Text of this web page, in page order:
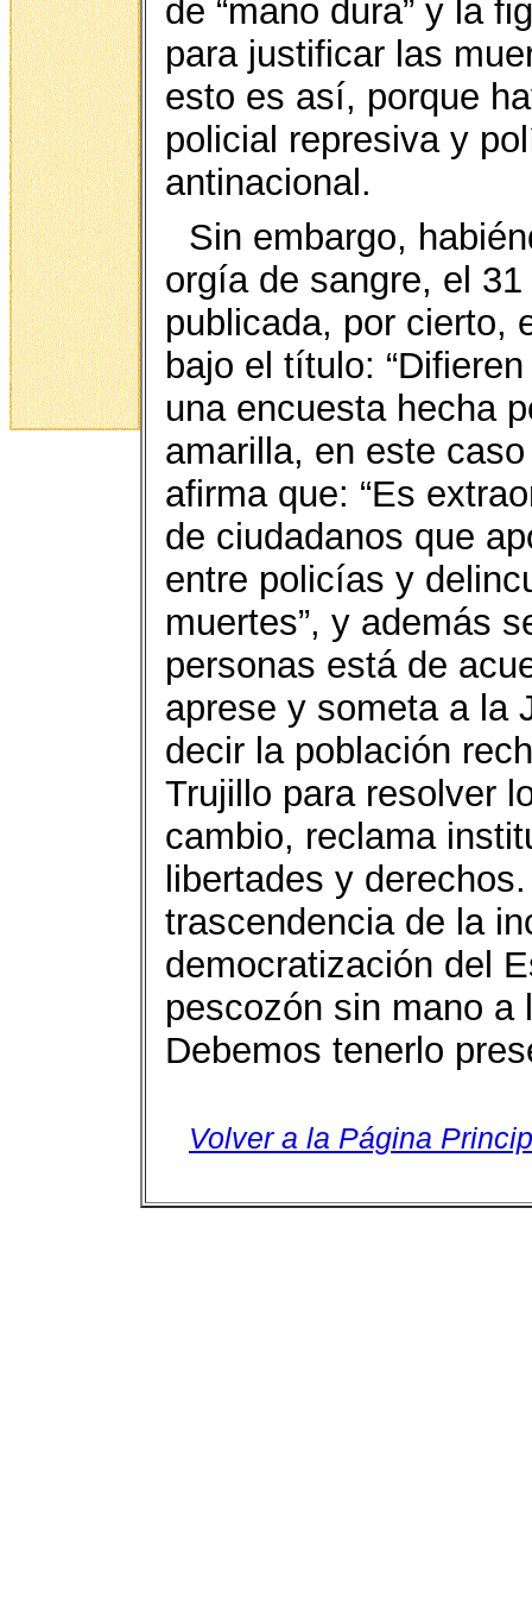
de “mano dura” y la
para justificar las
esto es así, porque
policial represiva y
antinacional.
Sin embargo,
orgía de sangre, el
publicada, por cierto,
bajo el título:
una encuesta hecha
amarilla, en este
afirma que: “Es
de ciudadanos que
entre policías y
muertes”, y además
personas está de
aprese y someta a la
decir la población
Trujillo para resolver
cambio, reclama
libertades y
trascendencia de la
democratización del
pescozón sin mano a
Debemos tenerlo
Volver a la Página